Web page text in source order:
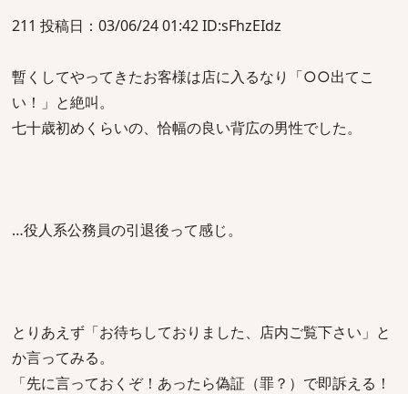
211 投稿日：03/06/24 01:42 ID:sFhzEIdz
暫くしてやってきたお客様は店に入るなり「○○出てこ
い！」と絶叫。
七十歳初めくらいの、恰幅の良い背広の男性でした。
…役人系公務員の引退後って感じ。
とりあえず「お待ちしておりました、店内ご覧下さい」と
か言ってみる。
「先に言っておくぞ！あったら偽証（罪？）で即訴える！